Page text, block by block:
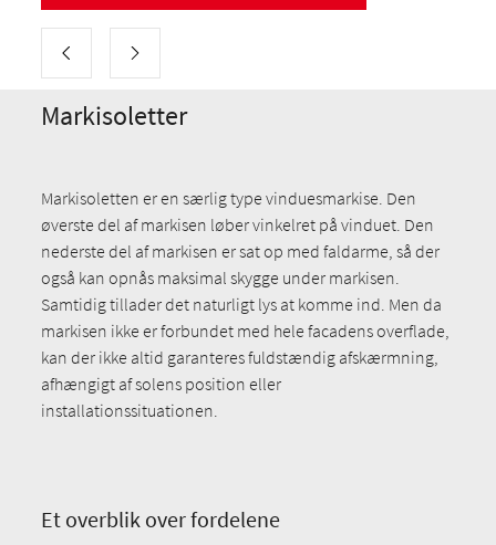
Markisoletter
Markisoletten er en særlig type vinduesmarkise. Den
øverste del af markisen løber vinkelret på vinduet. Den
nederste del af markisen er sat op med faldarme, så der
også kan opnås maksimal skygge under markisen.
Samtidig tillader det naturligt lys at komme ind. Men da
markisen ikke er forbundet med hele facadens overflade,
kan der ikke altid garanteres fuldstændig afskærmning,
afhængigt af solens position eller
installationssituationen.
Et overblik over fordelene